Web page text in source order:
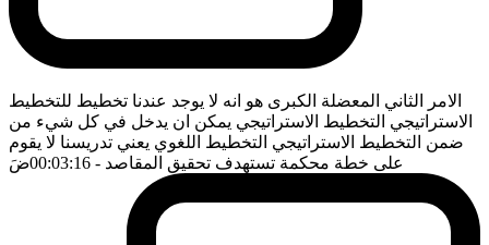
الامر الثاني المعضلة الكبرى هو انه لا يوجد عندنا تخطيط للتخطيط
الاستراتيجي التخطيط الاستراتيجي يمكن ان يدخل في كل شيء من
ضمن التخطيط الاستراتيجي التخطيط اللغوي يعني تدريسنا لا يقوم
على خطة محكمة تستهدف تحقيق المقاصد - 00:03:16 ضَ